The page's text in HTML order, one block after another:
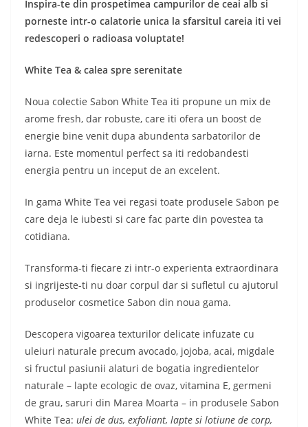
Inspira-te din prospetimea campurilor de ceai alb si
porneste intr-o calatorie unica la sfarsitul careia iti vei
redescoperi o radioasa voluptate!
White Tea & calea spre serenitate
Noua colectie Sabon White Tea iti propune un mix de
arome fresh, dar robuste, care iti ofera un boost de
energie bine venit dupa abundenta sarbatorilor de
iarna. Este momentul perfect sa iti redobandesti
energia pentru un inceput de an excelent.
In gama White Tea vei regasi toate produsele Sabon pe
care deja le iubesti si care fac parte din povestea ta
cotidiana.
Transforma-ti fiecare zi intr-o experienta extraordinara
si ingrijeste-ti nu doar corpul dar si sufletul cu ajutorul
produselor cosmetice Sabon din noua gama.
Descopera vigoarea texturilor delicate infuzate cu
uleiuri naturale precum avocado, jojoba, acai, migdale
si fructul pasiunii alaturi de bogatia ingredientelor
naturale – lapte ecologic de ovaz, vitamina E, germeni
de grau, saruri din Marea Moarta – in produsele Sabon
White Tea: ulei de dus, exfoliant, lapte si lotiune de corp,